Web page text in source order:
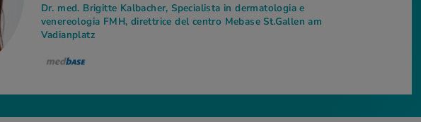
Dr. med. Brigitte Kalbacher, Specialista in dermatologia e
venereologia FMH, direttrice del centro Mebase St.Gallen am
Vadianplatz